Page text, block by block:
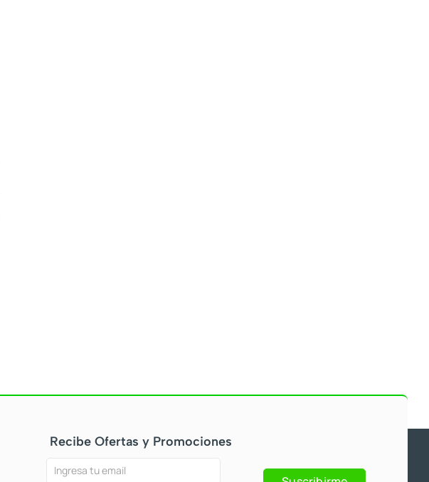
Recibe Ofertas y Promociones
Ofertas